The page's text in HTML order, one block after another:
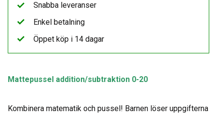
Mattepussel addition/subtraktion 0-20
Kombinera matematik och pussel! Barnen löser uppgifterna
Snabba leveranser
Enkel betalning
Öppet köp i 14 dagar